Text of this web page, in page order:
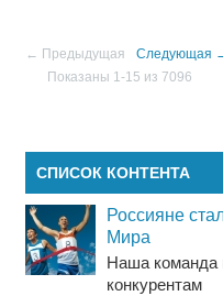
← Предыдущая Следующая
Показаны 1-15 из 7096
СПИСОК КОНТЕНТА
Россияне
Мира
Наша команда
конкурентам